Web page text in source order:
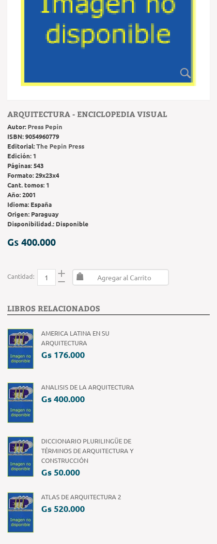
ARQUITECTURA - ENCICLOPEDIA VISUAL
Autor: Press Pepin
ISBN:9054960779
Editorial:The Pepin Press
Edición: 1
Páginas:543
Formato:29x23x4
Cant. tomos: 1
Año:2001
Idioma: España
Origen: Paraguay
Disponibilidad.: Disponible
Gs 400.000
Cantidad: Agregar al Carrito
LIBROS RELACIONADOS
AMERICA LATINA EN SU
ARQUITECTURA
Gs 176.000
ANALISIS DE LA ARQUITECTURA
Gs 400.000
DICCIONARIO PLURILINGÜE DE
TÉRMINOS DE ARQUITECTURA Y
CONSTRUCCIÓN
Gs 50.000
ATLAS DE ARQUITECTURA 2
Gs 520.000